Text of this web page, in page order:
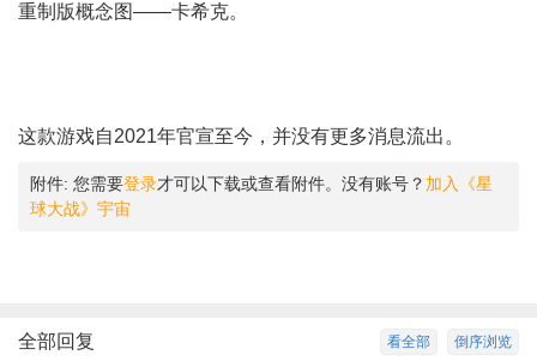
重制版概念图——卡希克。
这款游戏自2021年官宣至今，并没有更多消息流出。
附件: 您需要登录才可以下载或查看附件。没有账号？ 加入《星
球大战》宇宙
倒序浏览
看全部
全部回复